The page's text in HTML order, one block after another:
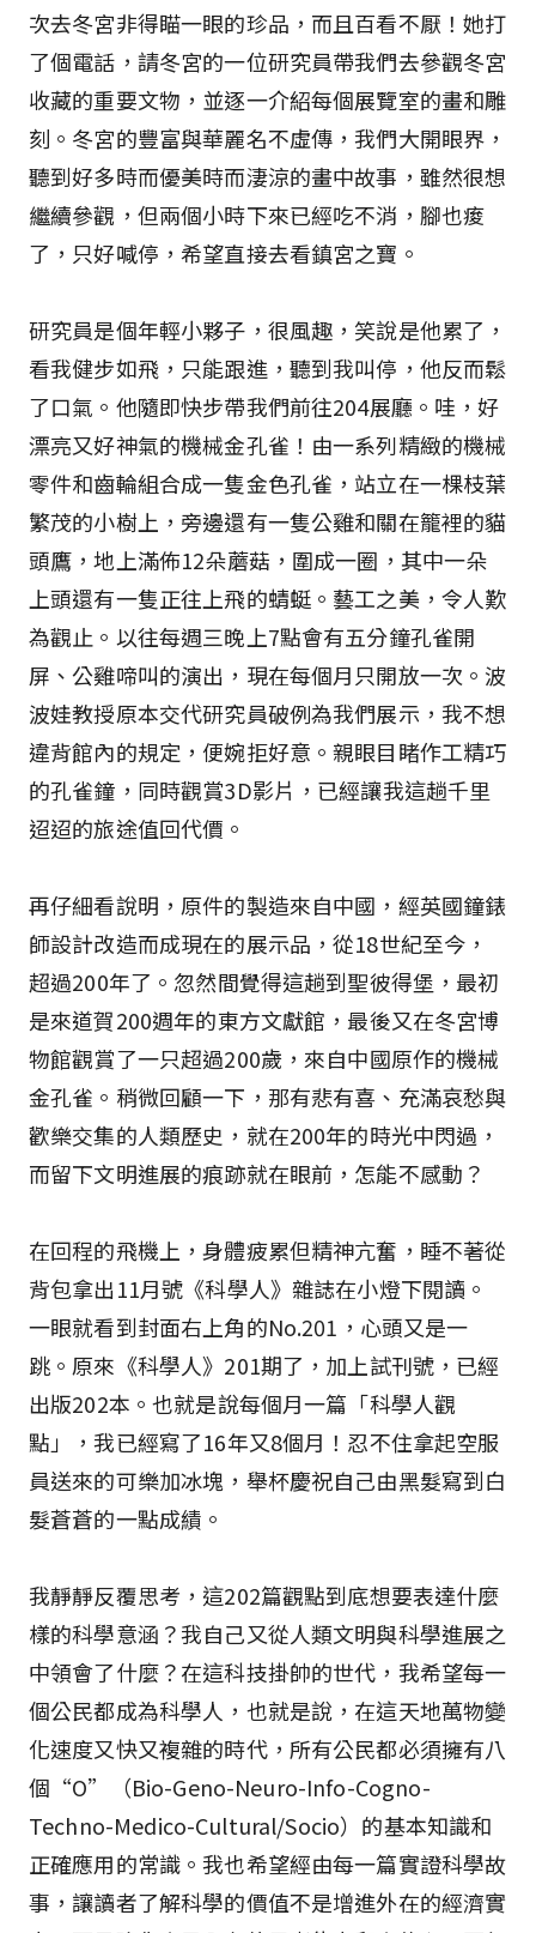
次去冬宮非得瞄一眼的珍品，而且百看不厭！她打
了個電話，請冬宮的一位研究員帶我們去參觀冬宮
收藏的重要文物，並逐一介紹每個展覽室的畫和雕
刻。冬宮的豐富與華麗名不虛傳，我們大開眼界，
聽到好多時而優美時而淒涼的畫中故事，雖然很想
繼續參觀，但兩個小時下來已經吃不消，腳也痠
了，只好喊停，希望直接去看鎮宮之寶。
研究員是個年輕小夥子，很風趣，笑說是他累了，
看我健步如飛，只能跟進，聽到我叫停，他反而鬆
了口氣。他隨即快步帶我們前往204展廳。哇，好
漂亮又好神氣的機械金孔雀！由一系列精緻的機械
零件和齒輪組合成一隻金色孔雀，站立在一棵枝葉
繁茂的小樹上，旁邊還有一隻公雞和關在籠裡的貓
頭鷹，地上滿佈12朵蘑菇，圍成一圈，其中一朵
上頭還有一隻正往上飛的蜻蜓。藝工之美，令人歎
為觀止。以往每週三晚上7點會有五分鐘孔雀開
屏、公雞啼叫的演出，現在每個月只開放一次。波
波娃教授原本交代研究員破例為我們展示，我不想
違背館內的規定，便婉拒好意。親眼目睹作工精巧
的孔雀鐘，同時觀賞3D影片，已經讓我這趟千里
迢迢的旅途值回代價。
再仔細看說明，原件的製造來自中國，經英國鐘錶
師設計改造而成現在的展示品，從18世紀至今，
超過200年了。忽然間覺得這趟到聖彼得堡，最初
是來道賀200週年的東方文獻館，最後又在冬宮博
物館觀賞了一只超過200歲，來自中國原作的機械
金孔雀。稍微回顧一下，那有悲有喜、充滿哀愁與
歡樂交集的人類歷史，就在200年的時光中閃過，
而留下文明進展的痕跡就在眼前，怎能不感動？
在回程的飛機上，身體疲累但精神亢奮，睡不著從
背包拿出11月號《科學人》雜誌在小燈下閱讀。
一眼就看到封面右上角的No.201，心頭又是一
跳。原來《科學人》201期了，加上試刊號，已經
出版202本。也就是說每個月一篇「科學人觀
點」，我已經寫了16年又8個月！忍不住拿起空服
員送來的可樂加冰塊，舉杯慶祝自己由黑髮寫到白
髮蒼蒼的一點成績。
我靜靜反覆思考，這202篇觀點到底想要表達什麼
樣的科學意涵？我自己又從人類文明與科學進展之
中領會了什麼？在這科技掛帥的世代，我希望每一
個公民都成為科學人，也就是說，在這天地萬物變
化速度又快又複雜的時代，所有公民都必須擁有八
個“O”（Bio-Geno-Neuro-Info-Cogno-
Techno-Medico-Cultural/Socio）的基本知識和
正確應用的常識。我也希望經由每一篇實證科學故
事，讓讀者了解科學的價值不是增進外在的經濟實